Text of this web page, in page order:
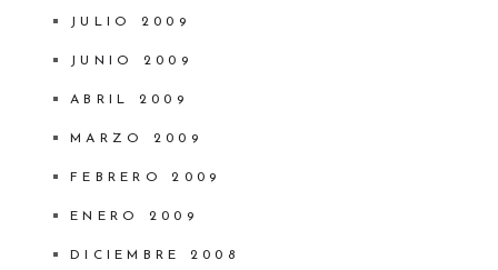
JULIO 2009
JUNIO 2009
ABRIL 2009
MARZO 2009
FEBRERO 2009
ENERO 2009
DICIEMBRE 2008